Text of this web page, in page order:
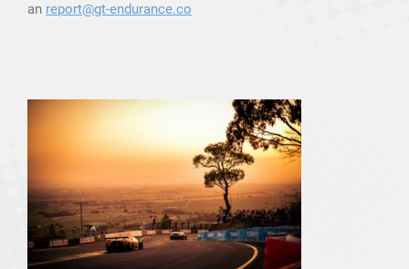
an report@gt-endurance.co